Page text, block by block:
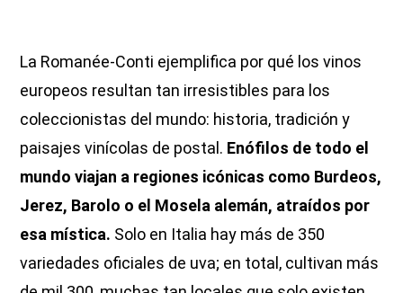
La Romanée-Conti ejemplifica por qué los vinos
europeos resultan tan irresistibles para los
coleccionistas del mundo: historia, tradición y
paisajes vinícolas de postal. Enófilos de todo el
mundo viajan a regiones icónicas como Burdeos,
Jerez, Barolo o el Mosela alemán, atraídos por
esa mística. Solo en Italia hay más de 350
variedades oficiales de uva; en total, cultivan más